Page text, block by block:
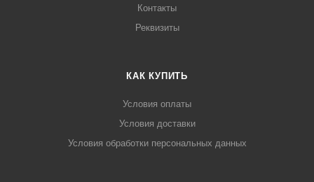
Контакты
Реквизиты
КАК КУПИТЬ
Условия оплаты
Условия доставки
Условия обработки персональных данных